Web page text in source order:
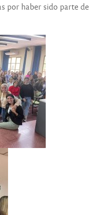
por haber sido parte de